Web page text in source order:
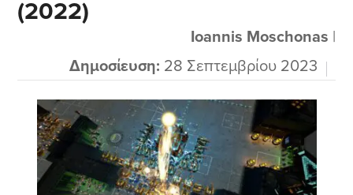
(2022)
Ioannis Moschonas |
Δημοσίευση: 28 Σεπτεμβρίου 2023